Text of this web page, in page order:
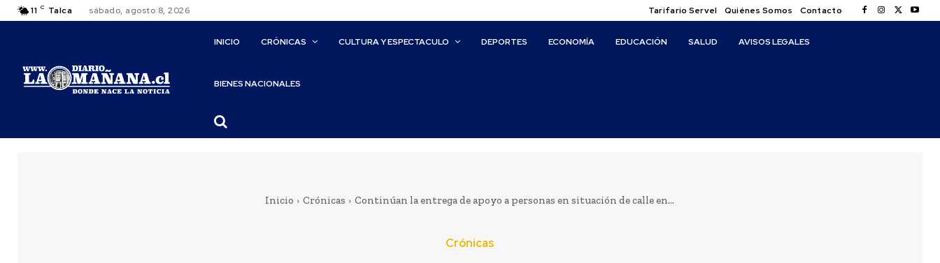
11 C Talca sábado, agosto 8, 2026 Tarifario Servel Quiénes Somos Contacto
INICIO CRÓNICAS CULTURA Y ESPECTACULO DEPORTES ECONOMÍA EDUCACIÓN SALUD AVISOS LEGALES
BIENES NACIONALES
Inicio Crónicas Continúan la entrega de apoyo a personas en situación de calle en...
Crónicas